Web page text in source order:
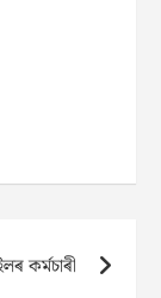
কৰ্মচাৰী